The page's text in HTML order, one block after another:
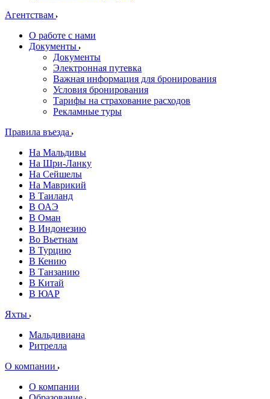
Агентствам
О работе с нами
Документы
Документы
Электронная путевка
Важная информация для бронирования
Условия бронирования
Тарифы на страхование расходов
Рекламные туры
Правила въезда
На Мальдивы
На Шри-Ланку
На Сейшелы
На Маврикий
В Таиланд
В ОАЭ
В Оман
В Индонезию
Во Вьетнам
В Турцию
В Кению
В Танзанию
В Китай
В ЮАР
Яхты
Мальдивиана
Ритрелла
О компании
О компании